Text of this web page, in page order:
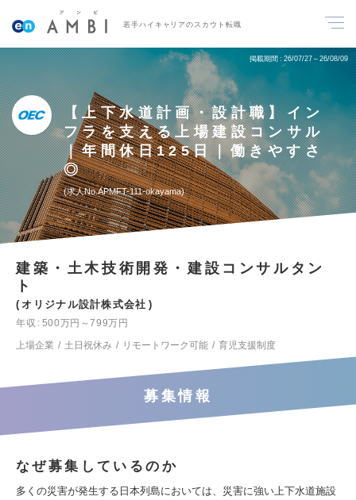
若手ハイキャリアのスカウト転職
掲載期間 26/07/27～26/08/09
【上下水道計画・設計職】イン
フラを支える上場建設コンサル
｜年間休日125日｜働きやすさ
◎
求人No.APMFT-111-okayama
建築・土木技術開発・建設コンサルタン
ト
オリジナル設計株式会社
年収
500万円～799万円
上場企業
土日祝休み リモートワーク可能 育児支援制度
募集情報
なぜ募集しているのか
多くの災害が発生する日本列島においては、災害に強い上下水道施設